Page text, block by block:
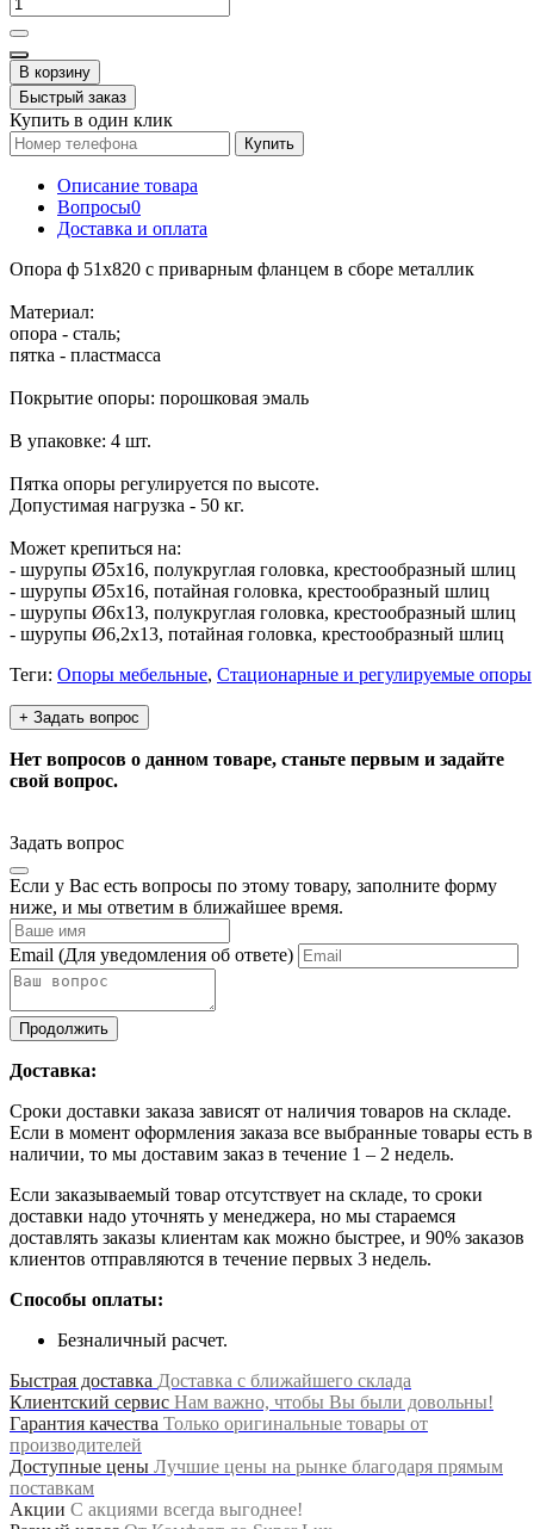
В корзину
Быстрый заказ
Купить в один клик
Купить
Описание товара
Вопросы0
Доставка и оплата
Опора ф 51х820 с приварным фланцем в сборе металлик
Материал:
опора - сталь;
пятка - пластмасса
Покрытие опоры: порошковая эмаль
В упаковке: 4 шт.
Пятка опоры регулируется по высоте.
Допустимая нагрузка - 50 кг.
Может крепиться на:
- шурупы Ø5х16, полукруглая головка, крестообразный шлиц
- шурупы Ø5х16, потайная головка, крестообразный шлиц
- шурупы Ø6х13, полукруглая головка, крестообразный шлиц
- шурупы Ø6,2х13, потайная головка, крестообразный шлиц
Теги: Опоры мебельные, Стационарные и регулируемые опоры
+ Задать вопрос
Нет вопросов о данном товаре, станьте первым и задайте
свой вопрос.
Задать вопрос
Если у Вас есть вопросы по этому товару, заполните форму
ниже, и мы ответим в ближайшее время.
Email (Для уведомления об ответе)
Продолжить
Доставка:
Сроки доставки заказа зависят от наличия товаров на складе.
Если в момент оформления заказа все выбранные товары есть в
наличии, то мы доставим заказ в течение 1 – 2 недель.
Если заказываемый товар отсутствует на складе, то сроки
доставки надо уточнять у менеджера, но мы стараемся
доставлять заказы клиентам как можно быстрее, и 90% заказов
клиентов отправляются в течение первых 3 недель.
Способы оплаты:
Безналичный расчет.
Быстрая доставка Доставка с ближайшего склада
Клиентский сервис Нам важно, чтобы Вы были довольны!
Гарантия качества Только оригинальные товары от
производителей
Доступные цены Лучшие цены на рынке благодаря прямым
поставкам
Акции С акциями всегда выгоднее!